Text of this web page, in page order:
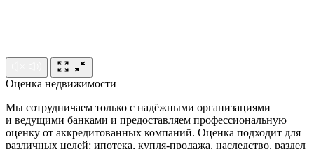
Оценка недвижимости
Мы сотрудничаем только с надёжными организациями
и ведущими банками и предоставляем профессиональную
оценку от аккредитованных компаний. Оценка подходит для
различных целей: ипотека, купля-продажа, наследство, раздел